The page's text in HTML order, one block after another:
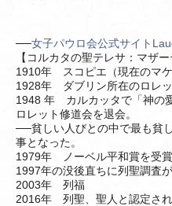
──女子パウロ会公式サイト
【コルカタの聖テレサ：マザ
1910年 スコピエ（現在のマ
1928年 ダブリン所在のロレ
1948 年 カルカッタで「神の
ロレット修道会を退会。
──貧しい人びとの中で最も貧
事となった。
1979年 ノーベル平和賞を受賞
1997年の没後直ちに列聖調査
2003年 列福
2016年 列聖、聖人と認定され